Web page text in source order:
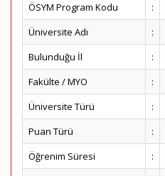
ÖSYM Program Kodu
:
Üniversite Adı
:
Bulunduğu İl
:
Fakülte / MYO
:
Üniversite Türü
:
Puan Türü
:
Öğrenim Süresi
: